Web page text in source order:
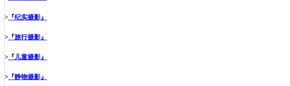
> 『纪实摄影』
> 『旅行摄影』
> 『儿童摄影』
> 『静物摄影』